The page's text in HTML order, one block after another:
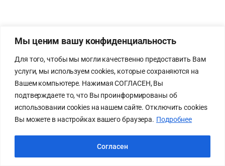
Мы ценим вашу конфиденциальность
Для того, чтобы мы могли качественно предоставить Вам
услуги, мы используем cookies, которые сохраняются на
Вашем компьютере. Нажимая СОГЛАСЕН, Вы
подтверждаете то, что Вы проинформированы об
использовании cookies на нашем сайте. Отключить cookies
Вы можете в настройках вашего браузера. Подробнее
Согласен